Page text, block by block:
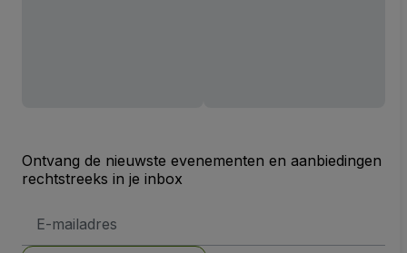
Ontvang de nieuwste evenementen en aanbiedingen
rechtstreeks in je inbox
mailadres